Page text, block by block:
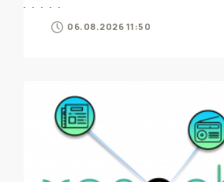
06.08.2026 11:50